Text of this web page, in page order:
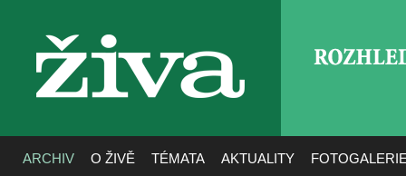
živa
ARCHIV O ŽIVĚ TÉMATA AKTUALITY